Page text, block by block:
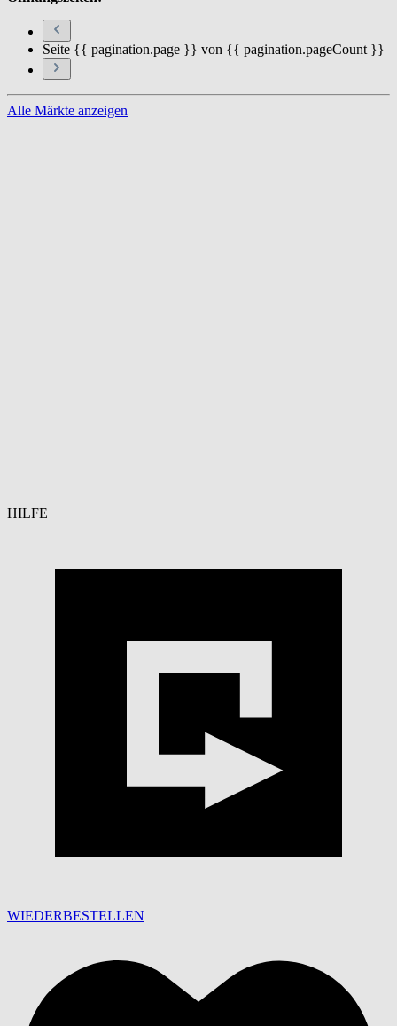
Seite {{ pagination.page }} von {{ pagination.pageCount }}
Alle Märkte anzeigen
HILFE
WIEDERBESTELLEN